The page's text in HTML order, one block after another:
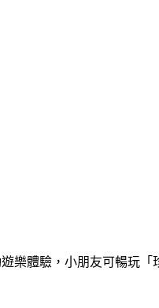
樂體驗，小朋友可暢玩「